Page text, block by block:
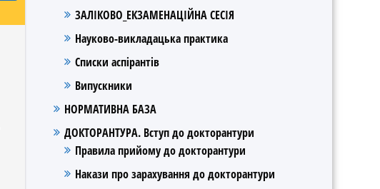
ЗАЛІКОВО_ЕКЗАМЕНАЦІЙНА СЕСІЯ
Науково-викладацька практика
Списки аспірантів
Випускники
НОРМАТИВНА БАЗА
ДОКТОРАНТУРА. Вступ до докторантури
Правила прийому до докторантури
Накази про зарахування до докторантури